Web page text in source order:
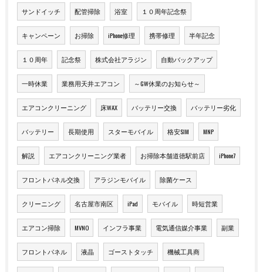
サンドイッチ 配管掃除 浴室 １０周年記念祭
キャンペーン お掃除 iPhone修理 携帯修理 半年記念
１０周年 記念祭 株式会社アラジン 自動バックアップ
一時休業 業務用天井エアコン ～GW休業のお知らせ～
エアコンクリーニング 床WAX バッテリー交換 バッテリー劣化
バッテリー 長期使用 スターモバイル 格安SIM MNP
解説 エアコンクリーニング業者 お掃除本舗道徳駅前店 iPhone7
フロントパネル交換 アラジンモバイル 除菌ケース
クリーニング 名古屋市南区 iPad モバイル 時短営業
エアコン掃除 MVNO インフラ事業 電気通信媒介事業 副業
フロントパネル 液晶 ゴーストタッチ 機械工具商